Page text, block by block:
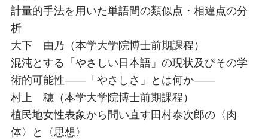
計量的手法を用いた単語間の類似点・相違点の分
析
大下 由乃（本学大学院博士前期課程）
混沌とする「やさしい日本語」の現状及びその学
術的可能性――「やさしさ」とは何か――
村上 穂（本学大学院博士前期課程）
植民地女性表象から問い直す田村泰次郎の〈肉
体〉と〈思想〉